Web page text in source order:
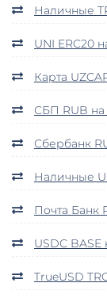
Наличные
UNI ERC20
Карта
СБП RUB на
Сбербанк
Наличные
Почта Банк
USDC BASE
TrueUSD